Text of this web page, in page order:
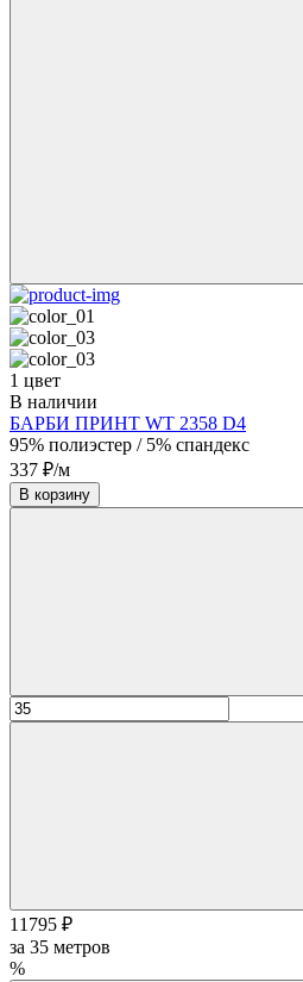
1 цвет
В наличии
БАРБИ ПРИНТ WT 2358 D4
95% полиэстер / 5% спандекс
337 ₽/м
В корзину
11795 ₽
за 35 метров
%